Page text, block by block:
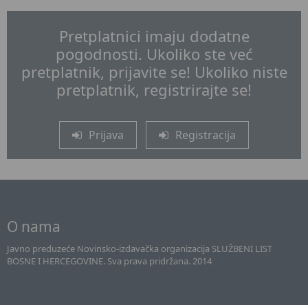
Pretplatnici imaju dodatne
pogodnosti. Ukoliko ste već
pretplatnik, prijavite se! Ukoliko niste
pretplatnik, registrirajte se!
Prijava Registracija
O nama
Javno preduzeće Novinsko-izdavačka organizacija SLUŽBENI LIST
BOSNE I HERCEGOVINE. Sva prava pridržana. 2014